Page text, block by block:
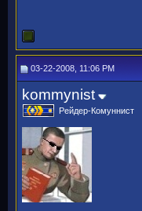
03-22-2008, 11:06 PM
kommynist
Рейдер-Комуннист